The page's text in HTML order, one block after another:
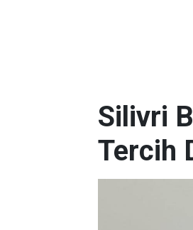
Silivri
Tercih